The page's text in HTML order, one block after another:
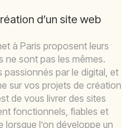
d’un site web
à Paris proposent leurs
ne sont pas les mêmes.
par le digital, et
sur vos projets de création
de vous livrer des sites
fonctionnels, fiables et
l’on développe un